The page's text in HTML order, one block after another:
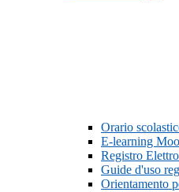
Orario
E-learning
Registro
Guide d'uso
Orientamento